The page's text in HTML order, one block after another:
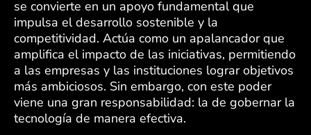
se convierte en un apoyo fundamental que
impulsa el desarrollo sostenible y la
competitividad. Actúa como un apalancador que
amplifica el impacto de las iniciativas, permitiendo
a las empresas y las instituciones lograr objetivos
más ambiciosos. Sin embargo, con este poder
viene una gran responsabilidad: la de gobernar la
tecnología de manera efectiva.